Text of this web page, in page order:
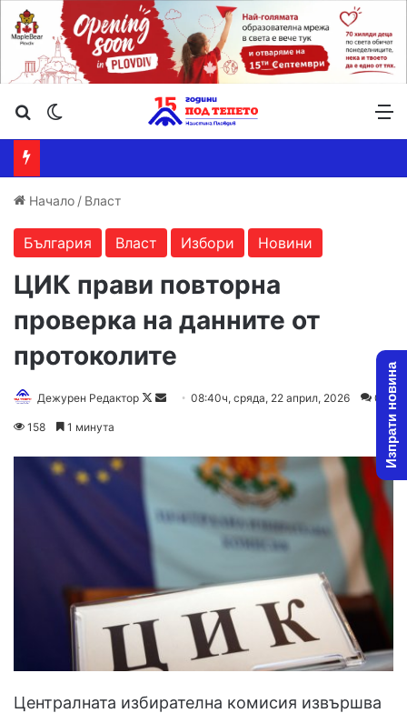
Търсене ...
Начало / Власт
България Власт Избори Новини
ЦИК прави повторна
проверка на данните от
протоколите
Дежурен Редактор
Follow
Send08:40ч, сряда, 22 април, 2026 0
158 1 минута
Централната избирателна комисия извършва
Изпрати новина